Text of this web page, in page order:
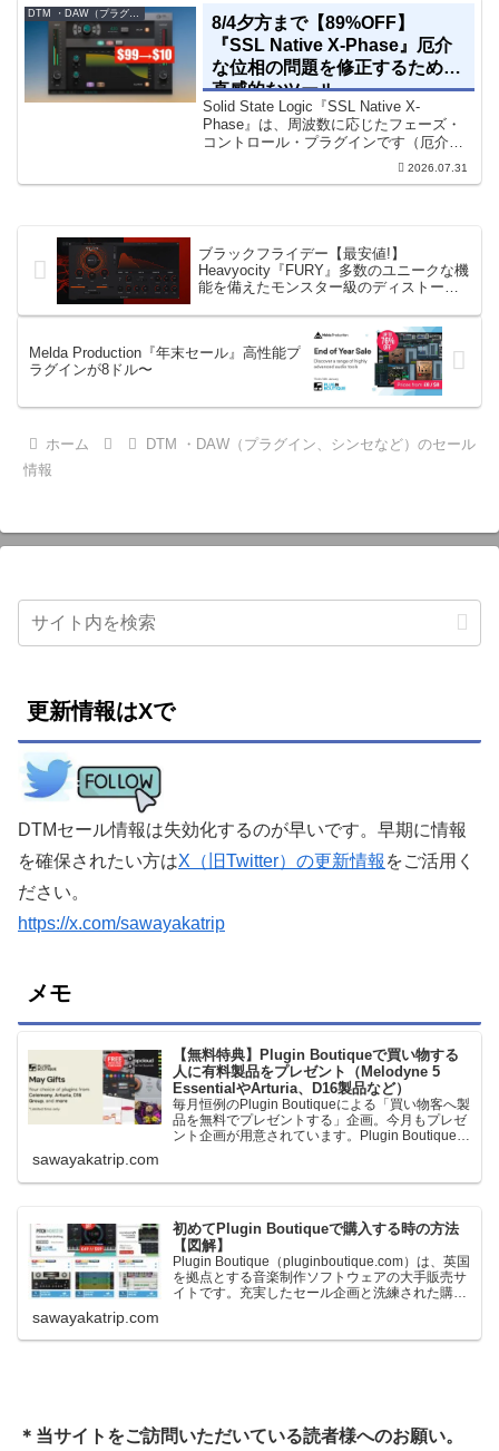
8/4夕方まで【89%OFF】
『SSL Native X-Phase』厄介
な位相の問題を修正するための
直感的なツール
Solid State Logic『SSL Native X-
Phase』は、周波数に応じたフェーズ・
コントロール・プラグインです（厄介な
位相の問題を修正するための直感的なツ
2026.07.31
ブラックフライデー【最安値!】
Heavyocity『FURY』多数のユニークな機
能を備えたモンスター級のディストーシ
Melda Production『年末セール』高性能プ
ラグインが8ドル〜
ホーム
DTM ・DAW（プラグイン、シンセなど）のセール
情報
更新情報はXで
DTMセール情報は失効化するのが早いです。早期に情報
を確保されたい方はX（旧Twitter）の更新情報 をご活用く
ださい。
https://x.com/sawayakatrip
メモ
【無料特典】Plugin Boutiqueで買い物する
人に有料製品をプレゼント（Melodyne 5
EssentialやArturia、D16製品など）
毎月恒例のPlugin Boutiqueによる「買い物客へ製
品を無料でプレゼントする」企画。今月もプレゼ
ント企画が用意されています。Plugin Boutiqueで
ます。＊無料配布終了予定日：日本時間：
sawayakatrip.com
初めてPlugin Boutiqueで購入する時の方法
【図解】
Plugin Boutique（pluginboutique.com）は、英国
を拠点とする音楽制作ソフトウェアの大手販売サ
イトです。充実したセール企画と洗練された購入
に知っておきたいこと価格表示に…
sawayakatrip.com
＊当サイトをご訪問いただいている読者様へのお願い。